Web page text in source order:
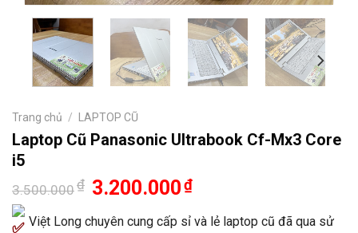
Trang chủ / LAPTOP CŨ
Laptop Cũ Panasonic Ultrabook Cf-Mx3 Core
i5
3.500.000₫ Giá
gốc
3.500.000₫.
3.200.000₫Giá
là:
Việt Long chuyên cung cấp sỉ và lẻ laptop cũ đã qua sử